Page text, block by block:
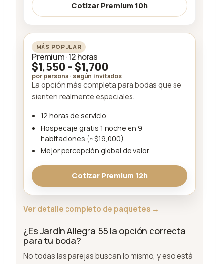
Cotizar Premium 10h
MÁS POPULAR
Premium · 12 horas
$1,550 – $1,700
por persona · según invitados
La opción más completa para bodas que se
sienten realmente especiales.
12 horas de servicio
Hospedaje gratis 1 noche en 9
habitaciones (~$19,000)
Mejor percepción global de valor
Cotizar Premium 12h
Ver detalle completo de paquetes →
¿Es Jardín Allegra 55 la opción correcta
para tu boda?
No todas las parejas buscan lo mismo, y eso está